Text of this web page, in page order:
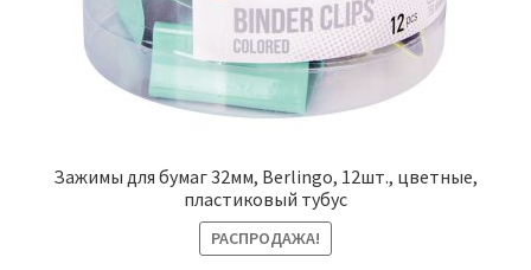
Зажимы для бумаг 32мм, Berlingo, 12шт., цветные,
пластиковый тубус
РАСПРОДАЖА!